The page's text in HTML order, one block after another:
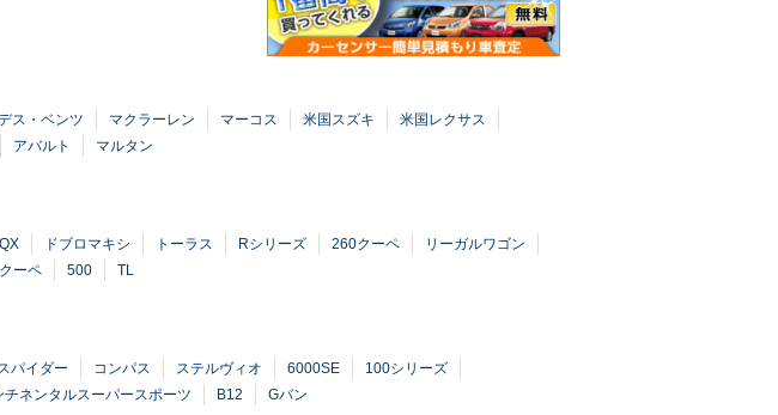
ス・ベンツ マクラーレン マーコス 米国スズキ
米国レクサス
アバルト マルタン
QX ドブロマキシ トーラス Rシリーズ 260クーペ
リーガルワゴン
ーペ 500 TL
パイダー コンパス ステルヴィオ 6000SE
100シリーズ
チネンタルスーパースポーツ B12 Gバン